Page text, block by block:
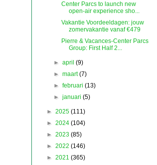
Center Parcs to launch new
open-air experience sho...
Vakantie Voordeeldagen: jouw
zomervakantie vanaf €479
Pierre & Vacances-Center Parcs
Group: First Half 2...
►april(9)
►maart(7)
►februari(13)
►januari(5)
► 2025 (111)
► 2024 (104)
► 2023 (85)
► 2022 (146)
► 2021 (365)